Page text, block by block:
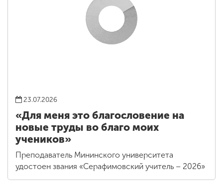
23.07.2026
«Для меня это благословение на
новые труды во благо моих
учеников»
Преподаватель Мининского университета
удостоен звания «Серафимовский учитель – 2026»